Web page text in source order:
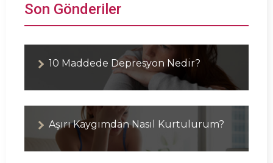
Son Gönderiler
10 Maddede Depresyon Nedir?
Aşırı Kaygımdan Nasıl Kurtulurum?